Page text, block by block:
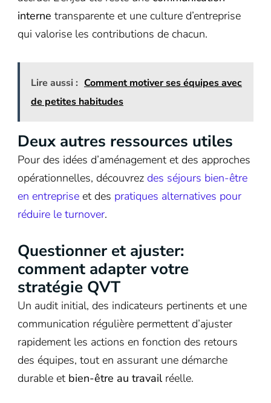
interne transparente et une culture d’entreprise
qui valorise les contributions de chacun.
Lire aussi : Comment motiver ses équipes avec
de petites habitudes
Deux autres ressources utiles
Pour des idées d’aménagement et des approches
opérationnelles, découvrez des séjours bien-être
en entreprise et des pratiques alternatives pour
réduire le turnover.
Questionner et ajuster:
comment adapter votre
stratégie QVT
Un audit initial, des indicateurs pertinents et une
communication régulière permettent d’ajuster
rapidement les actions en fonction des retours
des équipes, tout en assurant une démarche
durable et bien-être au travailréelle.